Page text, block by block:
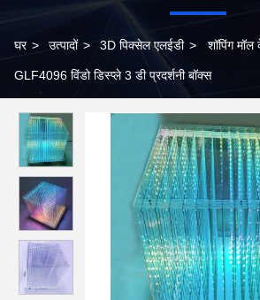
घर > उत्पादों > 3D पिक्सेल एलईडी > शॉपिंग
GLF4096 विंडो डिस्प्ले 3 डी प्रदर्शनी बॉक्स